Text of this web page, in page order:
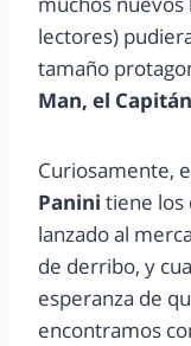
lectores)
tamaño
Man, el
Curiosamente,
Panini tiene los
lanzado al
de derribo, y
esperanza de
encontramos